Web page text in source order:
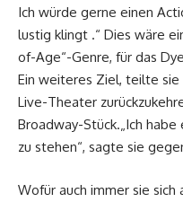
Ich würde gerne einen
lustig klingt .“ Dies wäre
of-Age“-Genre, für das
Ein weiteres Ziel, teilte sie
Live-Theater
Broadway-Stück.„Ich
zu stehen“, sagte sie
Wofür auch immer sie